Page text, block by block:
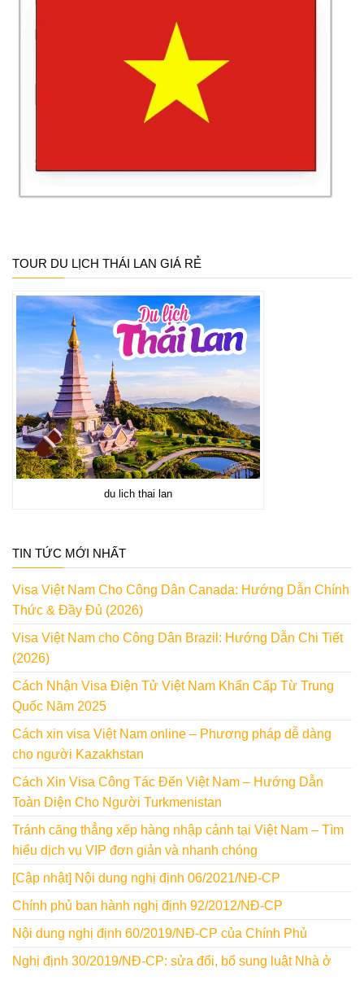
TOUR DU LỊCH THÁI LAN GIÁ RẺ
du lich thai lan
TIN TỨC MỚI NHẤT
Visa Việt Nam Cho Công Dân Canada: Hướng Dẫn Chính
Thức & Đầy Đủ (2026)
Visa Việt Nam cho Công Dân Brazil: Hướng Dẫn Chi Tiết
(2026)
Cách Nhận Visa Điện Tử Việt Nam Khẩn Cấp Từ Trung
Quốc Năm 2025
Cách xin visa Việt Nam online – Phương pháp dễ dàng
cho người Kazakhstan
Cách Xin Visa Công Tác Đến Việt Nam – Hướng Dẫn
Toàn Diện Cho Người Turkmenistan
Tránh căng thẳng xếp hàng nhập cảnh tại Việt Nam – Tìm
hiểu dịch vụ VIP đơn giản và nhanh chóng
[Cập nhật] Nội dung nghị định 06/2021/NĐ-CP
Chính phủ ban hành nghị định 92/2012/NĐ-CP
Nội dung nghị định 60/2019/NĐ-CP của Chính Phủ
Nghị định 30/2019/NĐ-CP: sửa đổi, bổ sung luật Nhà ở